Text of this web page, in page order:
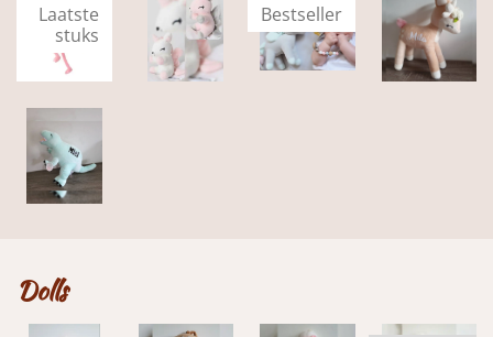
Laatste
stuks
Bestseller
Dolls